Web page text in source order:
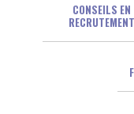
CONSEILS EN
RECRUTEMENT